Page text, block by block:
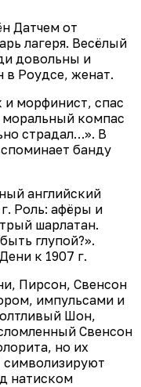
Датчем от
лагеря. Весёлый
довольны и
в Роудсе, женат.
и морфинист, спас
моральный компас
страдал…». В
банду
английский
Роль: афёры и
шарлатан.
глупой?».
к 1907 г.
Пирсон, Свенсон
импульсами и
Шон,
Свенсон
но их
символизируют
натиском